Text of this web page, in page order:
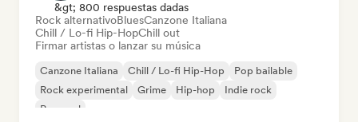
&gt; 800 respuestas dadas
Rock alternativoBluesCanzone Italiana
Chill / Lo-fi Hip-HopChill out
Firmar artistas o lanzar su música
Canzone Italiana Chill / Lo-fi Hip-Hop
Pop bailable
Rock experimental
Grime Hip-hop
Indie rock
Pop soul